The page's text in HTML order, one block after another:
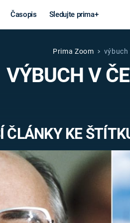
Časopis Sledujte prima+
Věda a
technika
MARS
Záhady a
Prima Zoom výbuch
VÝBUCH V
ČLÁNKY KE